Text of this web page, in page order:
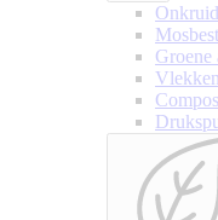
Onkruid
Groene